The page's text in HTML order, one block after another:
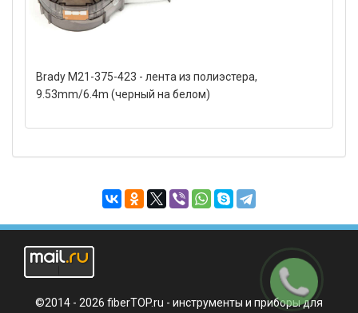
Brady M21-375-423 - лента из полиэстера,
9.53mm/6.4m (черный на белом)
©2014 - 2026 fiberTOP.ru - инструменты и приборы для
Заказать
звонок